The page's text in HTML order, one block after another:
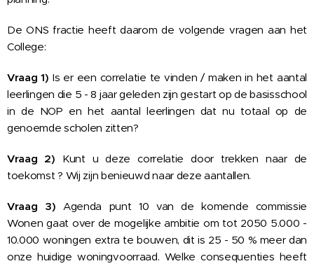
De ONS fractie heeft daarom de volgende vragen aan het
College:
Vraag 1) Is er een correlatie te vinden / maken in het aantal
leerlingen die 5 - 8 jaar geleden zijn gestart op de basisschool
in de NOP en het aantal leerlingen dat nu totaal op de
genoemde scholen zitten?
Vraag 2) Kunt u deze correlatie door trekken naar de
toekomst ? Wij zijn benieuwd naar deze aantallen.
Vraag 3) Agenda punt 10 van de komende commissie
Wonen gaat over de mogelijke ambitie om tot 2050 5.000 -
10.000 woningen extra te bouwen, dit is 25 - 50 % meer dan
onze huidige woningvoorraad. Welke consequenties heeft